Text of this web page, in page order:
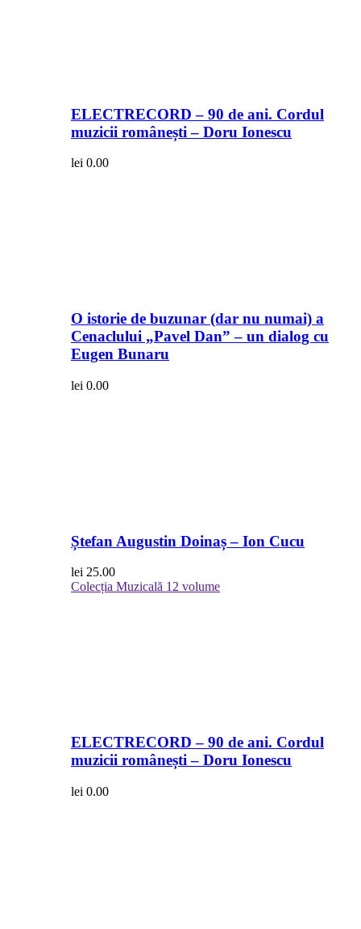
ELECTRECORD – 90 de ani. Cordul
muzicii românești – Doru Ionescu
lei 0.00
O istorie de buzunar (dar nu numai) a
Cenaclului „Pavel Dan” – un dialog cu
Eugen Bunaru
lei 0.00
Ștefan Augustin Doinaș – Ion Cucu
lei 25.00
Colecția Muzicală 12 volume
ELECTRECORD – 90 de ani. Cordul
muzicii românești – Doru Ionescu
lei 0.00